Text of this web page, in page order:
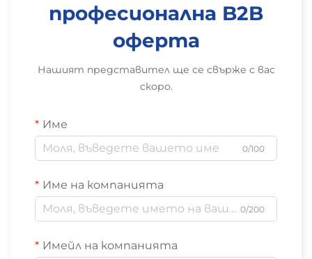
професионална B2B
оферта
Нашият представител ще се свърже с вас
скоро.
Име
0/100
Име на компанията
0/200
Имейл на компанията